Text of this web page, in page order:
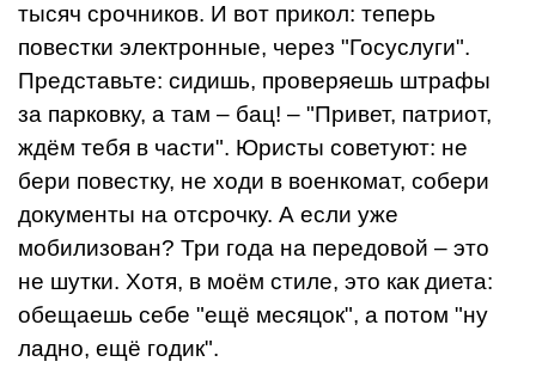
тысяч срочников. И вот прикол: теперь
повестки электронные, через "Госуслуги".
Представьте: сидишь, проверяешь штрафы
за парковку, а там – бац! – "Привет, патриот,
ждём тебя в части". Юристы советуют: не
бери повестку, не ходи в военкомат, собери
документы на отсрочку. А если уже
мобилизован? Три года на передовой – это
не шутки. Хотя, в моём стиле, это как диета:
обещаешь себе "ещё месяцок", а потом "ну
ладно, ещё годик".